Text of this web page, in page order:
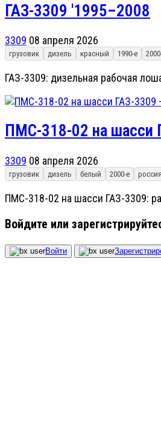
ГАЗ-3309 '1995–2008
3309 08 апреля 2026
грузовик дизель красный 1990-е
ГАЗ-3309: дизельная рабочая
ПМС-318-02 на шасси
3309 08 апреля 2026
грузовик дизель белый 2000-е россия
ПМС-318-02 на шасси ГАЗ-3309:
Войдите или
Войти